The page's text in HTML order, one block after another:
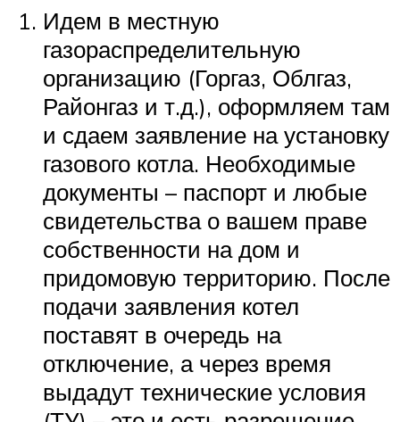
Идем в местную
газораспределительную
организацию (Горгаз, Облгаз,
Районгаз и т.д.), оформляем там
и сдаем заявление на установку
газового котла. Необходимые
документы – паспорт и любые
свидетельства о вашем праве
собственности на дом и
придомовую территорию. После
подачи заявления котел
поставят в очередь на
отключение, а через время
выдадут технические условия